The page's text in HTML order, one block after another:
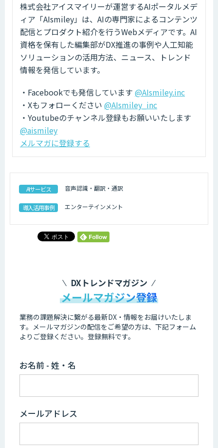
株式会社アイスマイリーが運営するAIポータルメデ
ィア「AIsmiley」は、AIの専門家によるコンテンツ
配信とプロダクト紹介を行うWebメディアです。AI
資格を保有した編集部がDX推進の事例や人工知能
ソリューションの活用方法、ニュース、トレンド
情報を発信しています。
・Facebookでも発信しています @AIsmiley.inc
・Xもフォローください @AIsmiley_inc
・Youtubeのチャンネル登録もお願いいたします
@aismiley
メルマガに登録する
AIサービス 音声認識・翻訳・通訳
導入活用事例 エンターテインメント
DXトレンドマガジン
メールマガジン登録
業務の課題解決に繋がる最新DX・情報をお届けいたしま
す。 メールマガジンの配信をご希望の方は、下記フォーム
よりご登録ください。登録無料です。
お名前 - 姓・名
メールアドレス